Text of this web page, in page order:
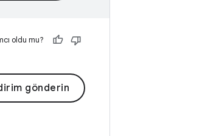
oldu mu?
gönderin